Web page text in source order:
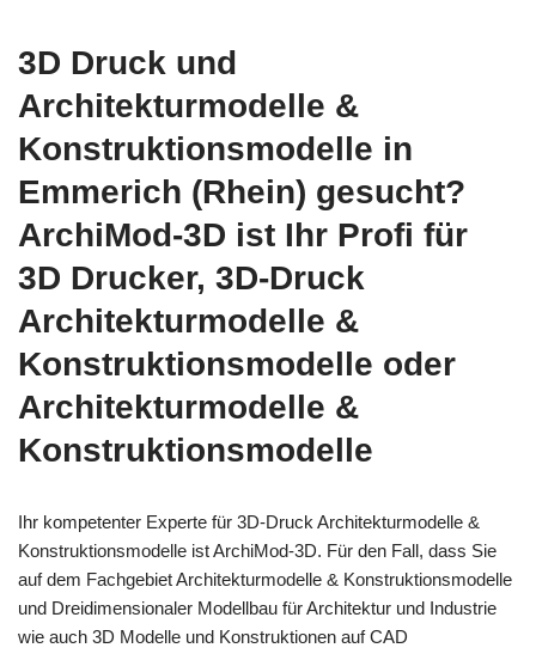
3D Druck und
Architekturmodelle &
Konstruktionsmodelle in
Emmerich (Rhein) gesucht?
ArchiMod-3D ist Ihr Profi für
3D Drucker, 3D-Druck
Architekturmodelle &
Konstruktionsmodelle oder
Architekturmodelle &
Konstruktionsmodelle
Ihr kompetenter Experte für 3D-Druck Architekturmodelle &
Konstruktionsmodelle ist ArchiMod-3D. Für den Fall, dass Sie
auf dem Fachgebiet Architekturmodelle & Konstruktionsmodelle
und Dreidimensionaler Modellbau für Architektur und Industrie
wie auch 3D Modelle und Konstruktionen auf CAD